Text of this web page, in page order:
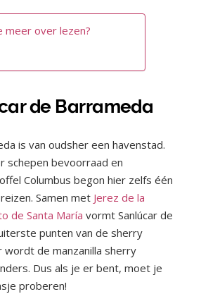
meer over lezen?
de Barrameda
is van oudsher een havenstad.
schepen bevoorraad en
Columbus begon hier zelfs één
Samen met Jerez de la
de Santa María vormt Sanlúcar de
punten van de sherry
wordt de manzanilla sherry
Dus als je er bent, moet je
proberen!